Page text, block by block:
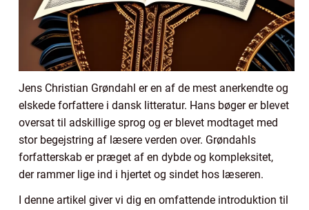
Jens Christian Grøndahl er en af de mest anerkendte og
elskede forfattere i dansk litteratur. Hans bøger er blevet
oversat til adskillige sprog og er blevet modtaget med
stor begejstring af læsere verden over. Grøndahls
forfatterskab er præget af en dybde og kompleksitet,
der rammer lige ind i hjertet og sindet hos læseren.
I denne artikel giver vi dig en omfattende introduktion til